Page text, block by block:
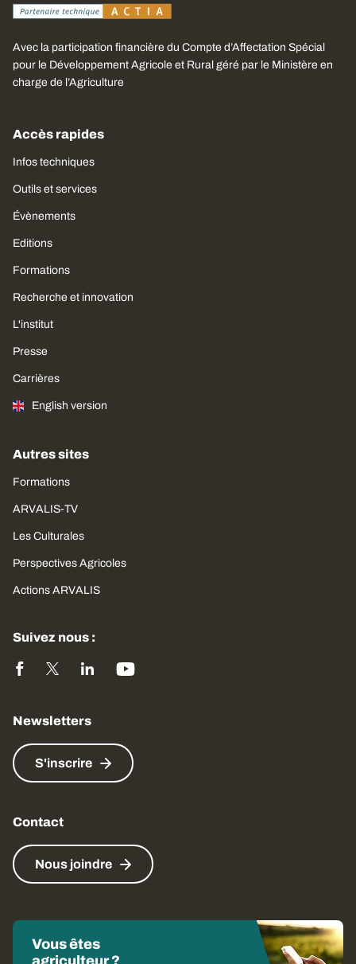
Avec la participation financière du Compte d’Affectation Spécial
pour le Développement Agricole et Rural géré par le Ministère en
charge de l’Agriculture
Accès rapides
Infos techniques
Outils et services
Évènements
Editions
Formations
Recherche et innovation
L'institut
Presse
Carrières
English version
Autres sites
Formations
ARVALIS-TV
Les Culturales
Perspectives Agricoles
Actions ARVALIS
Suivez nous :
Newsletters
S'inscrire
Contact
Nous joindre
Vous êtes
agriculteur ?